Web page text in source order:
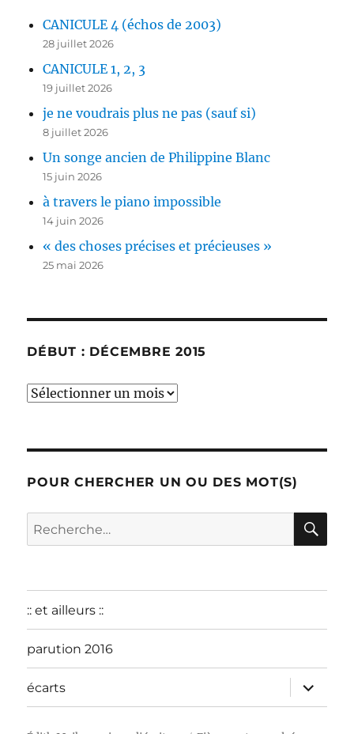
CANICULE 4 (échos de 2003)
28 juillet 2026
CANICULE 1, 2, 3
19 juillet 2026
je ne voudrais plus ne pas (sauf si)
8 juillet 2026
Un songe ancien de Philippine Blanc
15 juin 2026
à travers le piano impossible
14 juin 2026
« des choses précises et précieuses »
25 mai 2026
DÉBUT : DÉCEMBRE 2015
début
POUR CHERCHER UN OU DES MOT(S)
Recherche
pour :
:: et ailleurs ::
parution 2016
écarts
ouvrir
le
sous-